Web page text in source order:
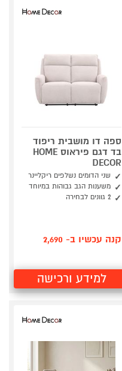
ספה דו מושבית ריפוד
בד דגם פיראוס HOME
DECOR
שני הדומים נשלפים ריקליינר
משענות הגב גבוהות במיוחד
2 גוונים לבחירה
קנה עכשיו ב- 2,690
למידע ורכישה